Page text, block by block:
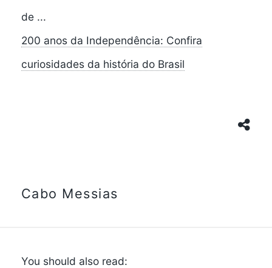
de ...
200 anos da Independência: Confira
curiosidades da história do Brasil
Cabo Messias
You should also read: